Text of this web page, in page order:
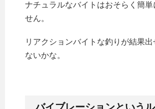
ナチュラルなバイトはおそらく簡単
せん。
リアクションバイトな釣りが結果出
ないかな。